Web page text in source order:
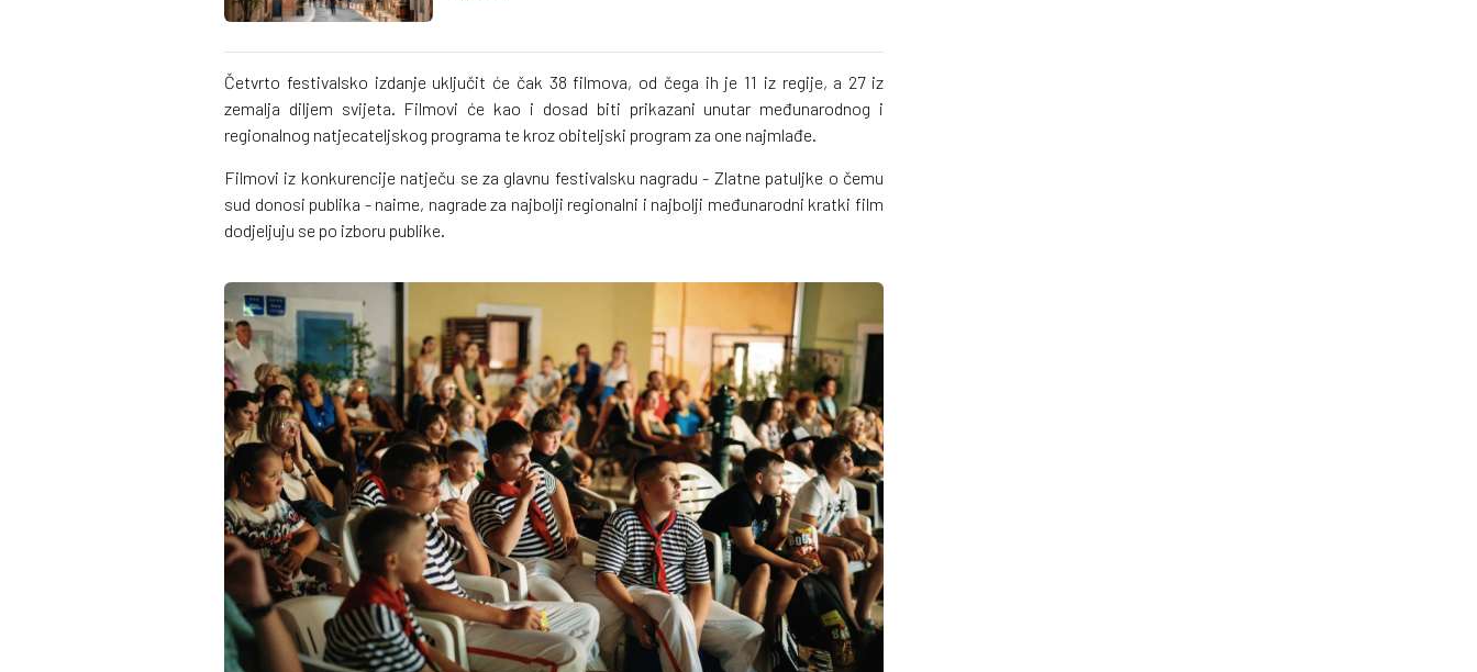
Četvrto festivalsko izdanje uključit će čak 38 filmova, od čega ih je 11 iz regije, a 27 iz
zemalja diljem svijeta. Filmovi će kao i dosad biti prikazani unutar međunarodnog i
regionalnog natjecateljskog programa te kroz obiteljski program za one najmlađe.
Filmovi iz konkurencije natječu se za glavnu festivalsku nagradu - Zlatne patuljke o čemu
sud donosi publika - naime, nagrade za najbolji regionalni i najbolji međunarodni kratki film
dodjeljuju se po izboru publike.